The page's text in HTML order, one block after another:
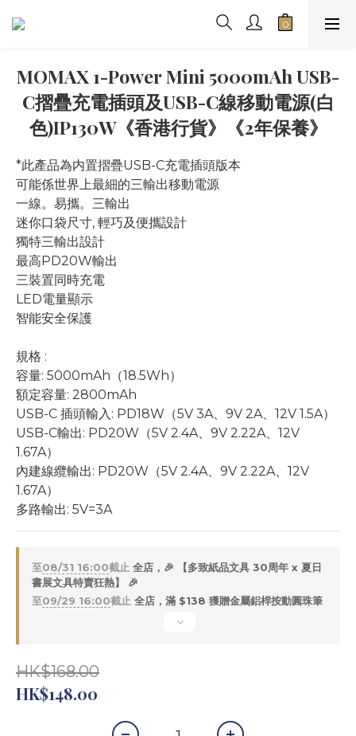
MOMAX 1-Power Mini 5000mAh USB-
C摺疊充電插頭及USB-C線移動電源(白
色)IP130W《香港行貨》《2年保養》
*此產品為内置摺疊USB-C充電插頭版本
可能係世界上最細的三輸出移動電源
一線。易攜。三輸出
迷你口袋尺寸, 輕巧及便攜設計
獨特三輸出設計
最高PD20W輸出
三裝置同時充電
LED電量顯示
智能安全保護
規格 :
容量: 5000mAh（18.5Wh）
額定容量: 2800mAh
USB-C 插頭輸入: PD18W（5V 3A、9V 2A、12V 1.5A）
USB-C輸出: PD20W（5V 2.4A、9V 2.22A、12V
1.67A）
內建線纜輸出: PD20W（5V 2.4A、9V 2.22A、12V
1.67A）
多路輸出: 5V=3A
至08/31 16:00截止 全店，🎉 【多致紙品文具 30周年 x 夏日
書展文具特賣狂熱】 🎉
至09/29 16:00截止 全店，滿 $138 獲贈金屬鋁桿按動圓珠筆
HK$168.00
HK$148.00